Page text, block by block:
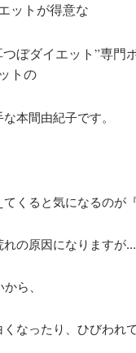
ットが得意な
ぼダイエット”専門
トの
本間由紀子です。
くると気になるのが
の原因になりますが…
ら、
なったり、ひびわれ